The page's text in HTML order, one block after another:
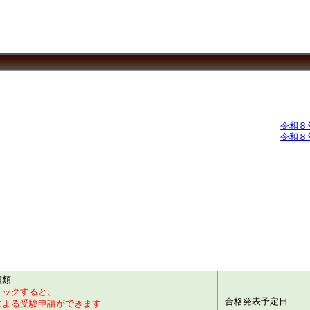
令和８
令和８
類
クすると、
る受験申請ができます
合格発表予定日